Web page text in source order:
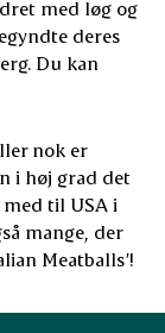
med løg og
deres
Du kan
nok er
i høj grad det
til USA i
mange, der
Meatballs’!